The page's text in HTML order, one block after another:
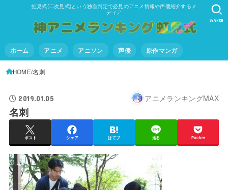
虹見式(二次見式)という独自判定で必見のアニメ情報や声優紹介するメ
ディア
ホーム アニメ アニソン 声優 原作マンガ
SEARCH
HOME 名刺
2019.01.05 アニメランキングMAX
名刺
ポスト シェア はてブ 送る Pocket